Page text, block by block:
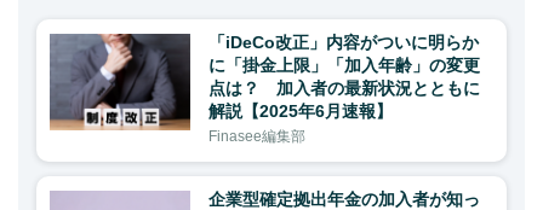
「iDeCo改正」内容がついに明らか
に「掛金上限」「加入年齢」の変更
点は？ 加入者の最新状況とともに
解説【2025年6月速報】
Finasee編集部
企業型確定拠出年金の加入者が知っ